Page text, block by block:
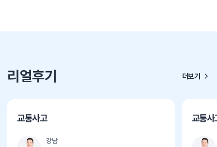
리얼후기 더보기
교통사고
강남
교통사